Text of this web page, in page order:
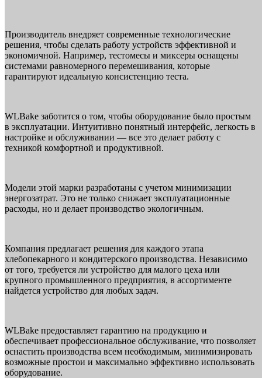
Производитель внедряет современные технологические
решения, чтобы сделать работу устройств эффективной и
экономичной. Например, тестомесы и миксеры оснащены
системами равномерного перемешивания, которые
гарантируют идеальную консистенцию теста.
WLBake заботится о том, чтобы оборудование было простым
в эксплуатации. Интуитивно понятный интерфейс, легкость в
настройке и обслуживании — все это делает работу с
техникой комфортной и продуктивной.
Модели этой марки разработаны с учетом минимизации
энергозатрат. Это не только снижает эксплуатационные
расходы, но и делает производство экологичным.
Компания предлагает решения для каждого этапа
хлебопекарного и кондитерского производства. Независимо
от того, требуется ли устройство для малого цеха или
крупного промышленного предприятия, в ассортименте
найдется устройство для любых задач.
WLBake предоставляет гарантию на продукцию и
обеспечивает профессиональное обслуживание, что позволяет
оснастить производства всем необходимым, минимизировать
возможные простои и максимально эффективно использовать
оборудование.